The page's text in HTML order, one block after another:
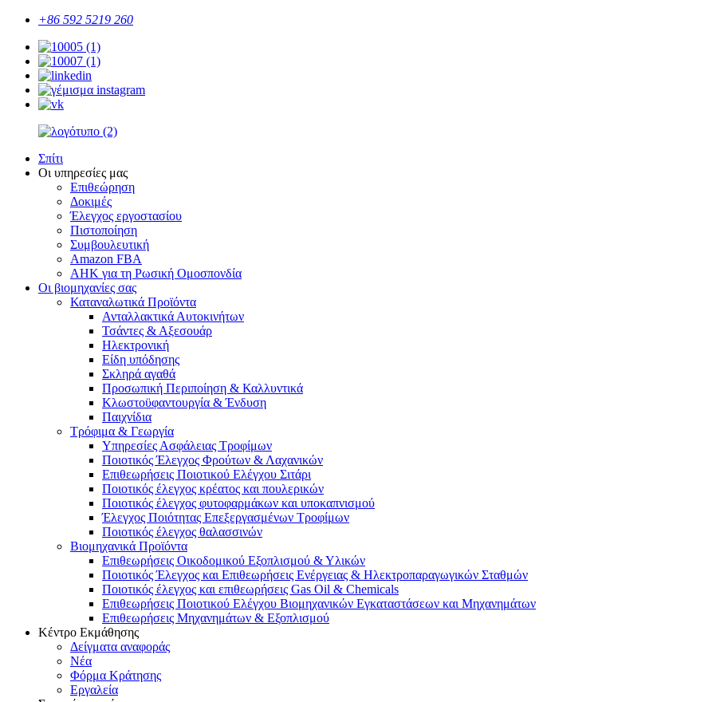
+86 592 5219 260
Σπίτι
Οι υπηρεσίες μας
Επιθεώρηση
Δοκιμές
Έλεγχος εργοστασίου
Πιστοποίηση
Συμβουλευτική
Amazon FBA
ΑΗΚ για τη Ρωσική Ομοσπονδία
Οι βιομηχανίες σας
Καταναλωτικά Προϊόντα
Ανταλλακτικά Αυτοκινήτων
Τσάντες & Αξεσουάρ
Ηλεκτρονική
Είδη υπόδησης
Σκληρά αγαθά
Προσωπική Περιποίηση & Καλλυντικά
Κλωστοϋφαντουργία & Ένδυση
Παιχνίδια
Τρόφιμα & Γεωργία
Υπηρεσίες Ασφάλειας Τροφίμων
Ποιοτικός Έλεγχος Φρούτων & Λαχανικών
Επιθεωρήσεις Ποιοτικού Ελέγχου Σιτάρι
Ποιοτικός έλεγχος κρέατος και πουλερικών
Ποιοτικός έλεγχος φυτοφαρμάκων και υποκαπνισμού
Έλεγχος Ποιότητας Επεξεργασμένων Τροφίμων
Ποιοτικός έλεγχος θαλασσινών
Βιομηχανικά Προϊόντα
Επιθεωρήσεις Οικοδομικού Εξοπλισμού & Υλικών
Ποιοτικός Έλεγχος και Επιθεωρήσεις Ενέργειας & Ηλεκτροπαραγωγικών Σταθμών
Ποιοτικός έλεγχος και επιθεωρήσεις Gas Oil & Chemicals
Επιθεωρήσεις Ποιοτικού Ελέγχου Βιομηχανικών Εγκαταστάσεων και Μηχανημάτων
Επιθεωρήσεις Μηχανημάτων & Εξοπλισμού
Κέντρο Εκμάθησης
Δείγματα αναφοράς
Νέα
Φόρμα Κράτησης
Εργαλεία